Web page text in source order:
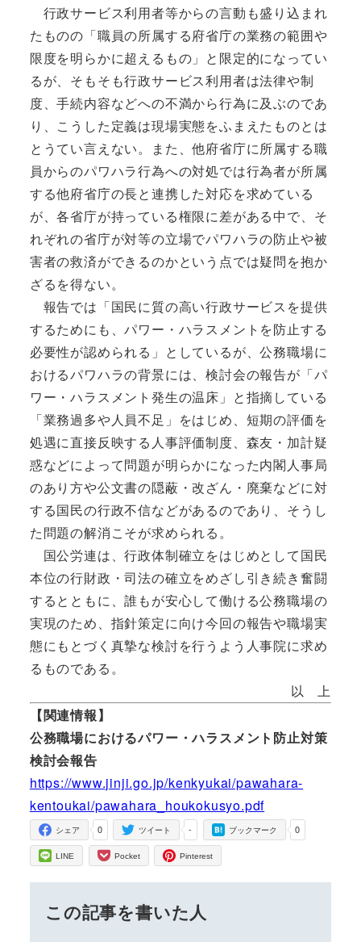
行政サービス利用者等からの言動も盛り込まれ
たものの「職員の所属する府省庁の業務の範囲や
限度を明らかに超えるもの」と限定的になってい
るが、そもそも行政サービス利用者は法律や制
度、手続内容などへの不満から行為に及ぶのであ
り、こうした定義は現場実態をふまえたものとは
とうてい言えない。また、他府省庁に所属する職
員からのパワハラ行為への対処では行為者が所属
する他府省庁の長と連携した対応を求めている
が、各省庁が持っている権限に差がある中で、そ
れぞれの省庁が対等の立場でパワハラの防止や被
害者の救済ができるのかという点では疑問を抱か
ざるを得ない。
報告では「国民に質の高い行政サービスを提供
するためにも、パワー・ハラスメントを防止する
必要性が認められる」としているが、公務職場に
おけるパワハラの背景には、検討会の報告が「パ
ワー・ハラスメント発生の温床」と指摘している
「業務過多や人員不足」をはじめ、短期の評価を
処遇に直接反映する人事評価制度、森友・加計疑
惑などによって問題が明らかになった内閣人事局
のあり方や公文書の隠蔽・改ざん・廃棄などに対
する国民の行政不信などがあるのであり、そうし
た問題の解消こそが求められる。
国公労連は、行政体制確立をはじめとして国民
本位の行財政・司法の確立をめざし引き続き奮闘
するとともに、誰もが安心して働ける公務職場の
実現のため、指針策定に向け今回の報告や職場実
態にもとづく真摯な検討を行うよう人事院に求め
るものである。
以 上
【関連情報】
公務職場におけるパワー・ハラスメント防止対策
検討会報告
https://www.jinji.go.jp/kenkyukai/pawahara-
kentoukai/pawahara_houkokusyo.pdf
0
シェア -
ツイート 0
ブックマーク
LINE Pocket Pinterest
この記事を書いた人